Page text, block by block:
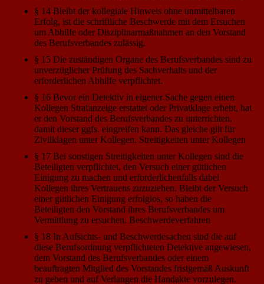
§ 14 Bleibt der kollegiale Hinweis ohne unmittelbaren
Erfolg, ist die schriftliche Beschwerde mit dem Ersuchen
um Abhilfe oder Disziplinarmaßnahmen an den Vorstand
des Berufsverbandes zulässig.
§ 15 Die zuständigen Organe des Berufsverbandes sind zu
unverzüglicher Prüfung des Sachverhalts und der
erforderlichen Abhilfe verpflichtet.
§ 16 Bevor ein Detektiv in eigener Sache gegen einen
Kollegen Strafanzeige erstattet oder Privatklage erhebt, hat
er den Vorstand des Berufsverbandes zu unterrichten,
damit dieser ggfs. eingreifen kann. Das gleiche gilt für
Zivilklagen unter Kollegen. Streitigkeiten unter Kollegen
§ 17 Bei sonstigen Streitigkeiten unter Kollegen sind die
Beteiligten verpflichtet, den Versuch einer gütlichen
Einigung zu machen und erforderlichenfalls dabei
Kollegen ihres Vertrauens zuzuziehen. Bleibt der Versuch
einer gütlichen Einigung erfolglos, so haben die
Beteiligten den Vorstand ihres Berufsverbandes um
Vermittlung zu ersuchen. Beschwerdeverfahren
§ 18 In Aufsichts- und Beschwerdesachen sind die auf
diese Berufsordnung verpflichteten Detektive angewiesen,
dem Vorstand des Berufsverbandes oder einem
beauftragten Mitglied des Vorstandes fristgemäß Auskunft
zu geben und auf Verlangen die Handakte vorzulegen.